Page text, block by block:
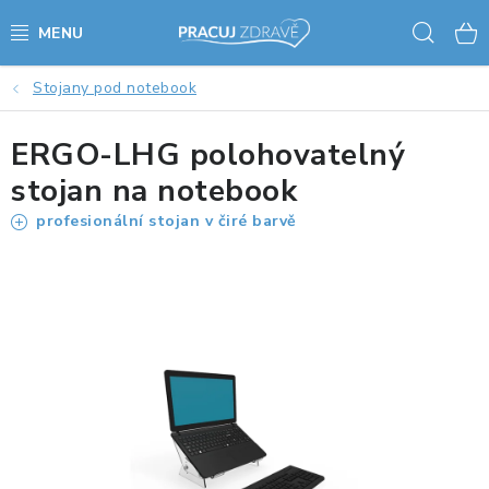
na
AKCE - SLEVY - VÝPRODEJ
STOLY A ŽIDLE
VÝŠKOVĚ NASTAVITELNÉ STOLY
PŘÍSLUŠENSTVÍ KE STOLŮM
KANCELÁŘSKÉ KONTEJNERY
Stojany pod notebook
ERGO-LHG polohovatelný
stojan na notebook
profesionální stojan v čiré barvě